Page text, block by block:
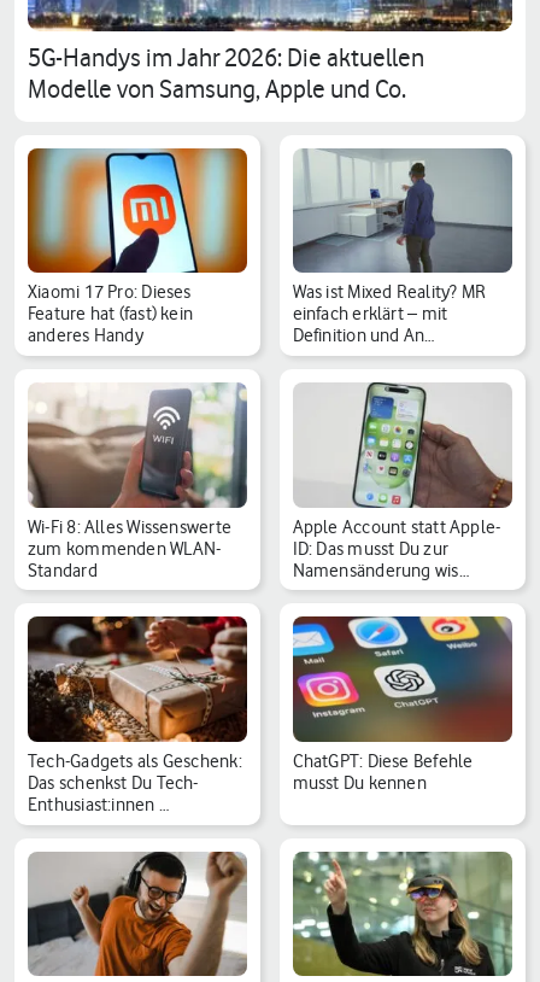
5G-Handys im Jahr 2026: Die aktuellen
Modelle von Samsung, Apple und Co.
Xiaomi 17 Pro: Dieses
Feature hat (fast) kein
anderes Handy
Was ist Mixed Reality? MR
einfach erklärt – mit
Definition und An…
Wi-Fi 8: Alles Wissenswerte
zum kommenden WLAN-
Standard
Apple Account statt Apple-
ID: Das musst Du zur
Namensänderung wis…
Tech-Gadgets als Geschenk:
Das schenkst Du Tech-
Enthusiast:innen …
ChatGPT: Diese Befehle
musst Du kennen